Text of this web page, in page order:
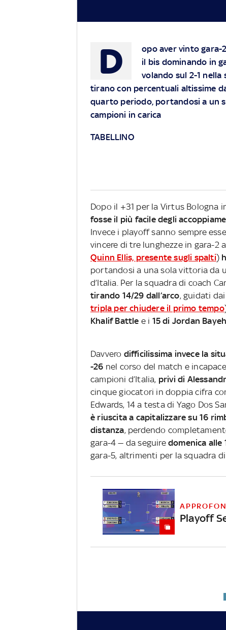
D
opo aver vinto gara-
il bis dominando in
volando sul 2-1 nella
tirano con percentuali altissime
quarto periodo, portandosi a un
campioni in carica
TABELLINO
Dopo il +31 per la Virtus Bologna
fosse il più facile degli
Invece i playoff sanno sempre
vincere di tre lunghezze in gara-2
Quinn Ellis, presente sugli spalti)
portandosi a una sola vittoria da
d’Italia. Per la squadra di coach
tirando 14/29 dall’arco, guidati
tripla per chiudere il primo tempo
Khalif Battle e i 15 di Jordan
Davvero difficilissima invece la
-26 nel corso del match e
campioni d’Italia, privi di
cinque giocatori in doppia cifra
Edwards, 14 a testa di Yago Dos
è riuscita a capitalizzare su 16
distanza, perdendo
gara-4 — da seguire domenica alle
gara-5, altrimenti per la squadra
Playoff